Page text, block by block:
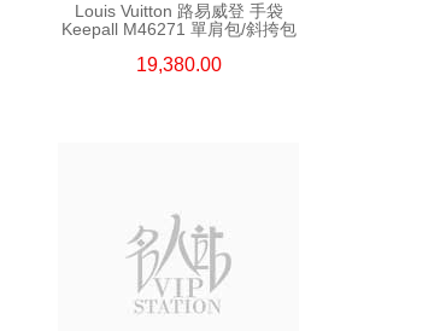
Louis Vuitton 路易威登 手袋
Keepall M46271 單肩包/斜挎包
19,380.00